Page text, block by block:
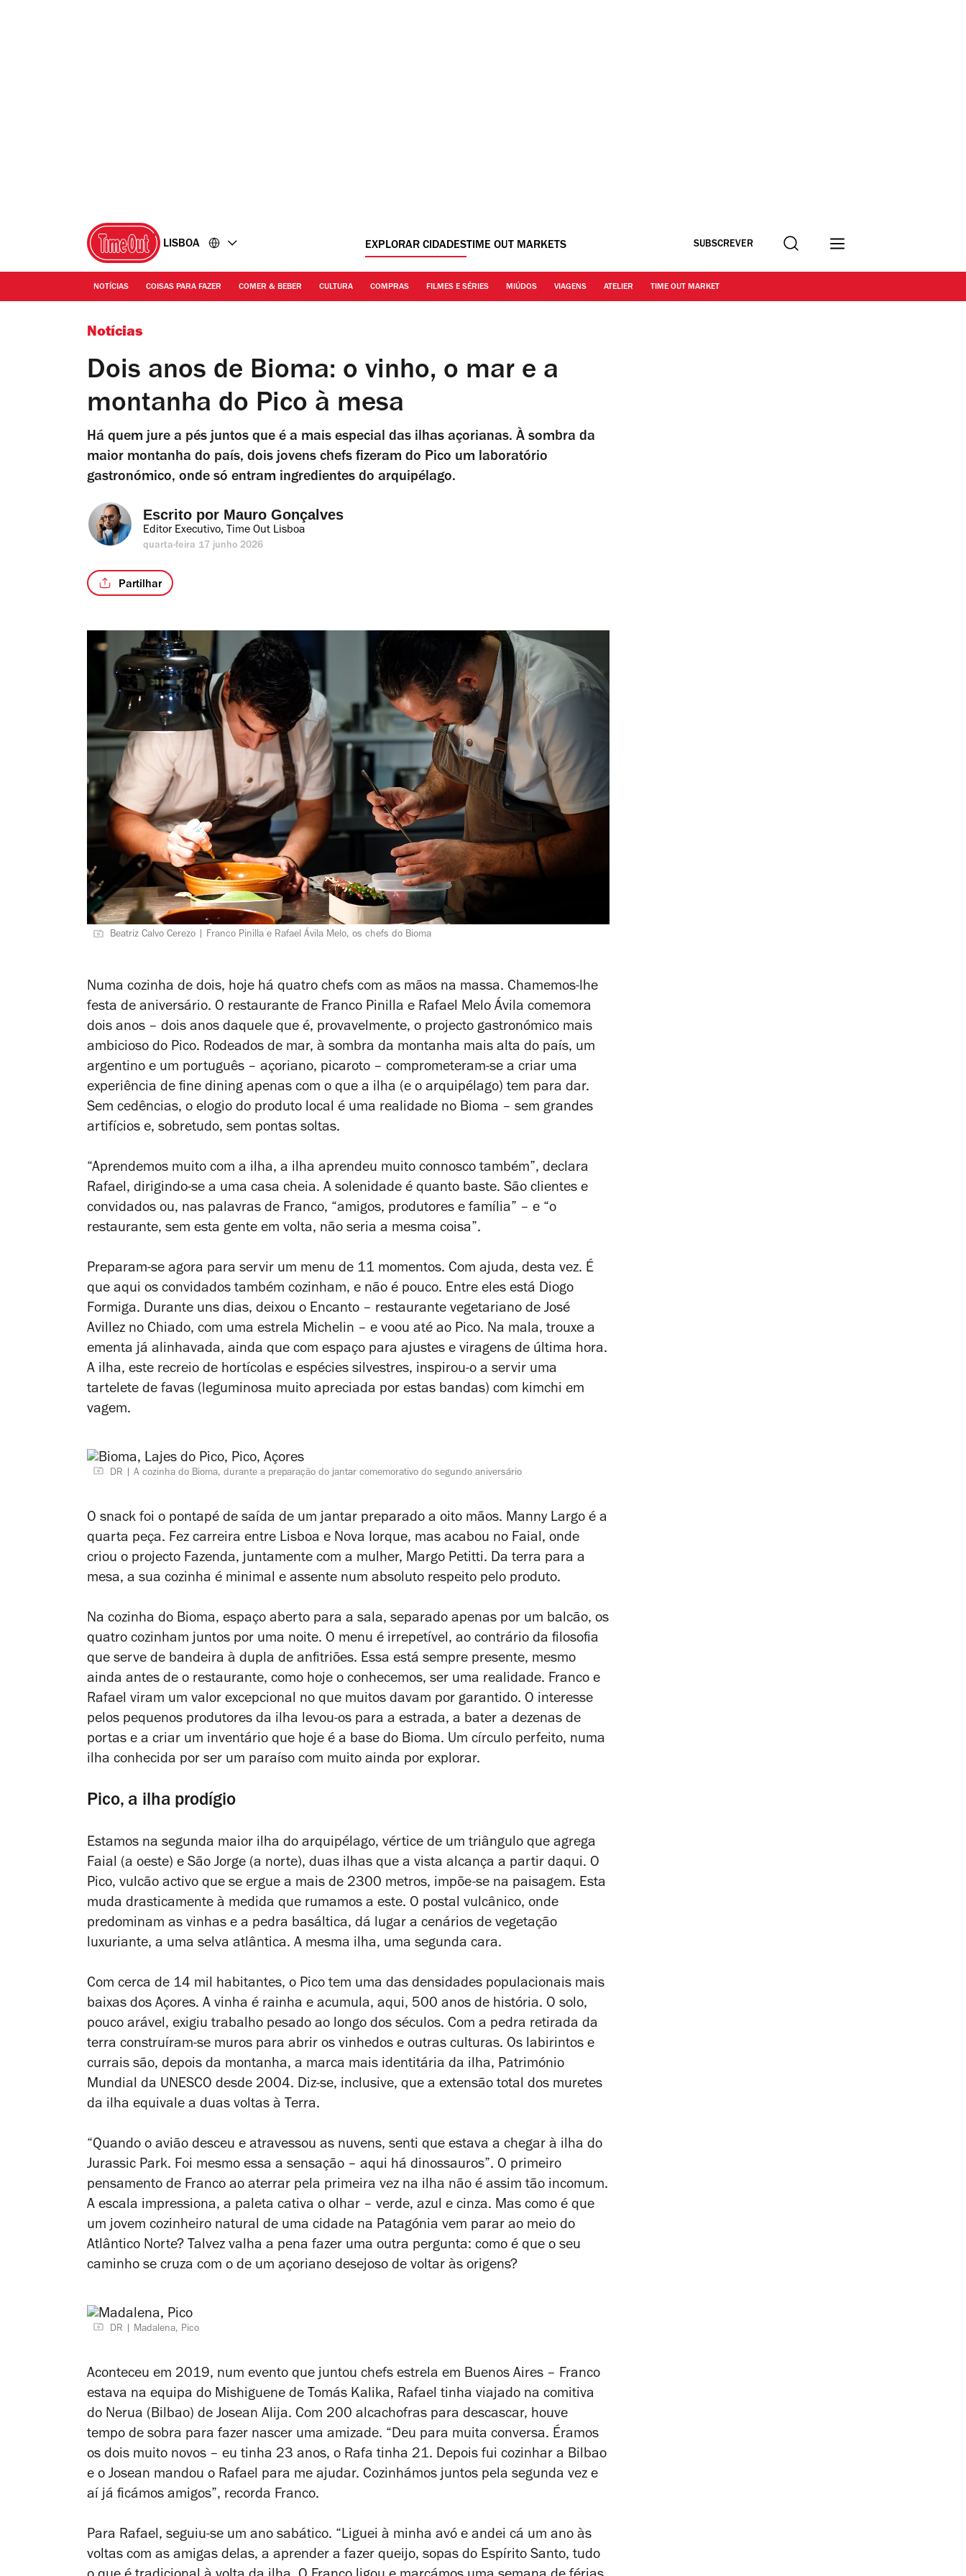
LISBOA EXPLORAR CIDADESTIME OUT MARKETS SUBSCREVER Procurar
NOTÍCIAS COISAS PARA FAZER COMER & BEBER CULTURA COMPRAS FILMES E SÉRIES MIÚDOS VIAGENS ATELIER TIME OUT MARKET
Notícias
Dois anos de Bioma: o vinho, o mar e a
montanha do Pico à mesa
Há quem jure a pés juntos que é a mais especial das ilhas açorianas. À sombra da
maior montanha do país, dois jovens chefs fizeram do Pico um laboratório
gastronómico, onde só entram ingredientes do arquipélago.
Escrito por Mauro Gonçalves
Editor Executivo, Time Out Lisboa
quarta-feira 17 junho 2026
Partilhar
Beatriz Calvo Cerezo | Franco Pinilla e Rafael Ávila Melo, os chefs do Bioma
Numa cozinha de dois, hoje há quatro chefs com as mãos na massa. Chamemos-lhe
festa de aniversário. O restaurante de Franco Pinilla e Rafael Melo Ávila comemora
dois anos – dois anos daquele que é, provavelmente, o projecto gastronómico mais
ambicioso do Pico. Rodeados de mar, à sombra da montanha mais alta do país, um
argentino e um português – açoriano, picaroto – comprometeram-se a criar uma
experiência de fine dining apenas com o que a ilha (e o arquipélago) tem para dar.
Sem cedências, o elogio do produto local é uma realidade no Bioma – sem grandes
artifícios e, sobretudo, sem pontas soltas.
“Aprendemos muito com a ilha, a ilha aprendeu muito connosco também”, declara
Rafael, dirigindo-se a uma casa cheia. A solenidade é quanto baste. São clientes e
convidados ou, nas palavras de Franco, “amigos, produtores e família” – e “o
restaurante, sem esta gente em volta, não seria a mesma coisa”.
Preparam-se agora para servir um menu de 11 momentos. Com ajuda, desta vez. É
que aqui os convidados também cozinham, e não é pouco. Entre eles está Diogo
Formiga. Durante uns dias, deixou o Encanto – restaurante vegetariano de José
Avillez no Chiado, com uma estrela Michelin – e voou até ao Pico. Na mala, trouxe a
ementa já alinhavada, ainda que com espaço para ajustes e viragens de última hora.
A ilha, este recreio de hortícolas e espécies silvestres, inspirou-o a servir uma
tartelete de favas (leguminosa muito apreciada por estas bandas) com kimchi em
vagem.
DR A cozinha do Bioma, durante a preparação do jantar comemorativo do segundo aniversário
O snack foi o pontapé de saída de um jantar preparado a oito mãos. Manny Largo é a
quarta peça. Fez carreira entre Lisboa e Nova Iorque, mas acabou no Faial, onde
criou o projecto Fazenda, juntamente com a mulher, Margo Petitti. Da terra para a
mesa, a sua cozinha é minimal e assente num absoluto respeito pelo produto.
Na cozinha do Bioma, espaço aberto para a sala, separado apenas por um balcão, os
quatro cozinham juntos por uma noite. O menu é irrepetível, ao contrário da filosofia
que serve de bandeira à dupla de anfitriões. Essa está sempre presente, mesmo
ainda antes de o restaurante, como hoje o conhecemos, ser uma realidade. Franco e
Rafael viram um valor excepcional no que muitos davam por garantido. O interesse
pelos pequenos produtores da ilha levou-os para a estrada, a bater a dezenas de
portas e a criar um inventário que hoje é a base do Bioma. Um círculo perfeito, numa
ilha conhecida por ser um paraíso com muito ainda por explorar.
Pico, a ilha prodígio
Estamos na segunda maior ilha do arquipélago, vértice de um triângulo que agrega
Faial (a oeste) e São Jorge (a norte), duas ilhas que a vista alcança a partir daqui. O
Pico, vulcão activo que se ergue a mais de 2300 metros, impõe-se na paisagem. Esta
muda drasticamente à medida que rumamos a este. O postal vulcânico, onde
predominam as vinhas e a pedra basáltica, dá lugar a cenários de vegetação
luxuriante, a uma selva atlântica. A mesma ilha, uma segunda cara.
Com cerca de 14 mil habitantes, o Pico tem uma das densidades populacionais mais
baixas dos Açores. A vinha é rainha e acumula, aqui, 500 anos de história. O solo,
pouco arável, exigiu trabalho pesado ao longo dos séculos. Com a pedra retirada da
terra construíram-se muros para abrir os vinhedos e outras culturas. Os labirintos e
currais são, depois da montanha, a marca mais identitária da ilha, Património
Mundial da UNESCO desde 2004. Diz-se, inclusive, que a extensão total dos muretes
da ilha equivale a duas voltas à Terra.
“Quando o avião desceu e atravessou as nuvens, senti que estava a chegar à ilha do
Jurassic Park. Foi mesmo essa a sensação – aqui há dinossauros”. O primeiro
pensamento de Franco ao aterrar pela primeira vez na ilha não é assim tão incomum.
A escala impressiona, a paleta cativa o olhar – verde, azul e cinza. Mas como é que
um jovem cozinheiro natural de uma cidade na Patagónia vem parar ao meio do
Atlântico Norte? Talvez valha a pena fazer uma outra pergunta: como é que o seu
caminho se cruza com o de um açoriano desejoso de voltar às origens?
DR Madalena, Pico
Aconteceu em 2019, num evento que juntou chefs estrela em Buenos Aires – Franco
estava na equipa do Mishiguene de Tomás Kalika, Rafael tinha viajado na comitiva
do Nerua (Bilbao) de Josean Alija. Com 200 alcachofras para descascar, houve
tempo de sobra para fazer nascer uma amizade. “Deu para muita conversa. Éramos
os dois muito novos – eu tinha 23 anos, o Rafa tinha 21. Depois fui cozinhar a Bilbao
e o Josean mandou o Rafael para me ajudar. Cozinhámos juntos pela segunda vez e
aí já ficámos amigos”, recorda Franco.
Para Rafael, seguiu-se um ano sabático. “Liguei à minha avó e andei cá um ano às
voltas com as amigas delas, a aprender a fazer queijo, sopas do Espírito Santo, tudo